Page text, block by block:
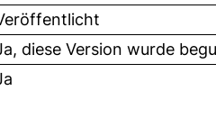
diese Version wurde